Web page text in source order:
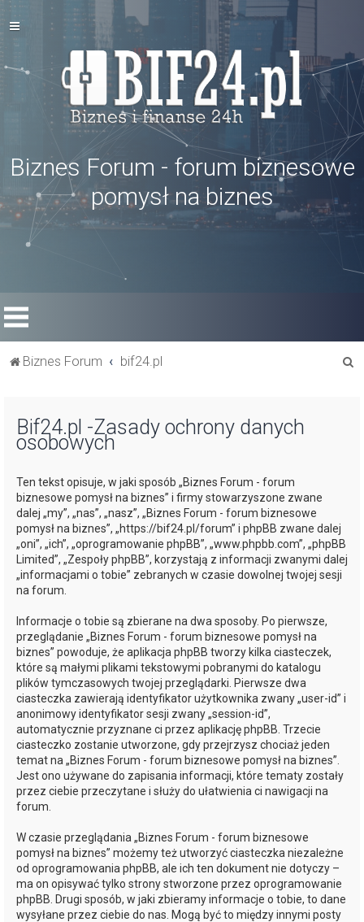
Biznes Forum - forum biznesowe
pomysł na biznes
Biznes Forum bif24.pl
Bif24.pl -Zasady ochrony danych
osobowych
Ten tekst opisuje, w jaki sposób „Biznes Forum - forum
biznesowe pomysł na biznes” i firmy stowarzyszone zwane
dalej „my”, „nas”, „nasz”, „Biznes Forum - forum biznesowe
pomysł na biznes”, „https://bif24.pl/forum” i phpBB zwane dalej
„oni”, „ich”, „oprogramowanie phpBB”, „www.phpbb.com”, „phpBB
Limited”, „Zespoły phpBB”, korzystają z informacji zwanymi dalej
„informacjami o tobie” zebranych w czasie dowolnej twojej sesji
na forum.
Informacje o tobie są zbierane na dwa sposoby. Po pierwsze,
przeglądanie „Biznes Forum - forum biznesowe pomysł na
biznes” powoduje, że aplikacja phpBB tworzy kilka ciasteczek,
które są małymi plikami tekstowymi pobranymi do katalogu
plików tymczasowych twojej przeglądarki. Pierwsze dwa
ciasteczka zawierają identyfikator użytkownika zwany „user-id” i
anonimowy identyfikator sesji zwany „session-id”,
automatycznie przyznane ci przez aplikację phpBB. Trzecie
ciasteczko zostanie utworzone, gdy przejrzysz chociaż jeden
temat na „Biznes Forum - forum biznesowe pomysł na biznes”.
Jest ono używane do zapisania informacji, które tematy zostały
przez ciebie przeczytane i służy do ułatwienia ci nawigacji na
forum.
W czasie przeglądania „Biznes Forum - forum biznesowe
pomysł na biznes” możemy też utworzyć ciasteczka niezależne
od oprogramowania phpBB, ale ich ten dokument nie dotyczy –
ma on opisywać tylko strony stworzone przez oprogramowanie
phpBB. Drugi sposób, w jaki zbieramy informacje o tobie, to dane
wysyłane przez ciebie do nas. Mogą być to między innymi posty